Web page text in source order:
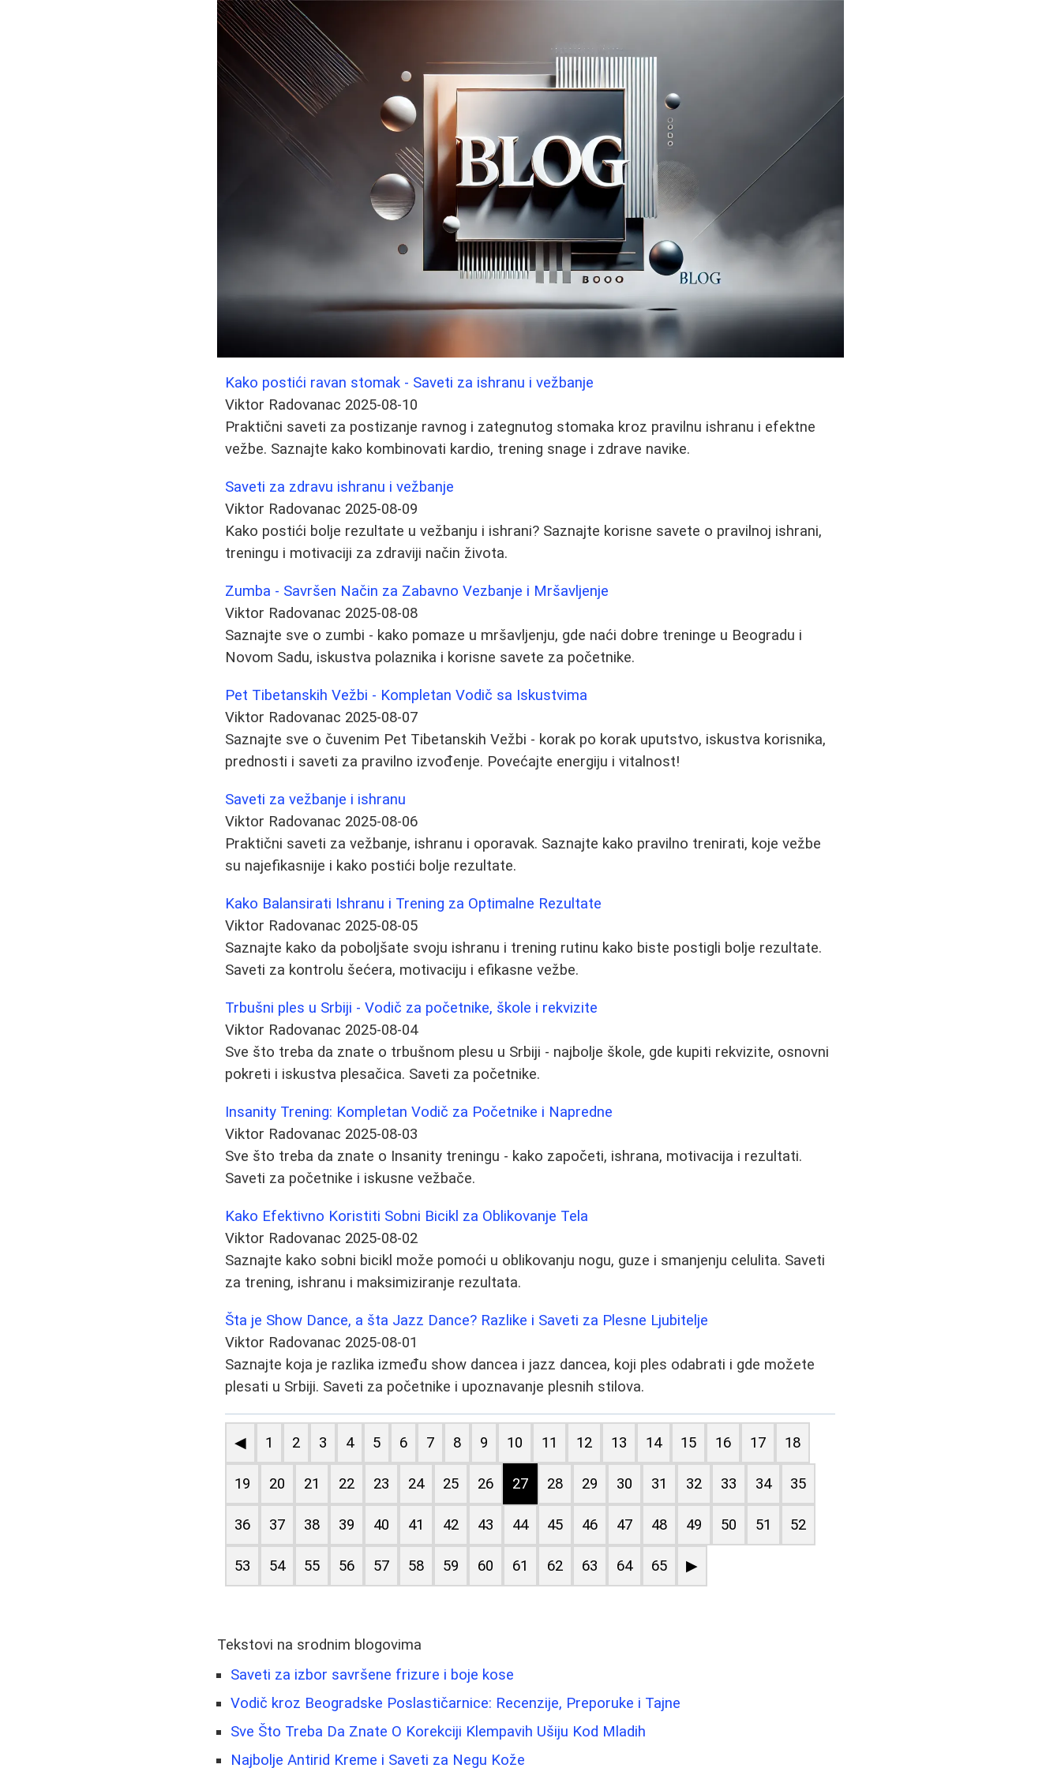
Kako postići ravan stomak - Saveti za ishranu i vežbanje
Viktor Radovanac 2025-08-10
Praktični saveti za postizanje ravnog i zategnutog stomaka kroz pravilnu ishranu i efektne
vežbe. Saznajte kako kombinovati kardio, trening snage i zdrave navike.
Saveti za zdravu ishranu i vežbanje
Viktor Radovanac 2025-08-09
Kako postići bolje rezultate u vežbanju i ishrani? Saznajte korisne savete o pravilnoj ishrani,
treningu i motivaciji za zdraviji način života.
Zumba - Savršen Način za Zabavno Vezbanje i Mršavljenje
Viktor Radovanac 2025-08-08
Saznajte sve o zumbi - kako pomaze u mršavljenju, gde naći dobre treninge u Beogradu i
Novom Sadu, iskustva polaznika i korisne savete za početnike.
Pet Tibetanskih Vežbi - Kompletan Vodič sa Iskustvima
Viktor Radovanac 2025-08-07
Saznajte sve o čuvenim Pet Tibetanskih Vežbi - korak po korak uputstvo, iskustva korisnika,
prednosti i saveti za pravilno izvođenje. Povećajte energiju i vitalnost!
Saveti za vežbanje i ishranu
Viktor Radovanac 2025-08-06
Praktični saveti za vežbanje, ishranu i oporavak. Saznajte kako pravilno trenirati, koje vežbe
su najefikasnije i kako postići bolje rezultate.
Kako Balansirati Ishranu i Trening za Optimalne Rezultate
Viktor Radovanac 2025-08-05
Saznajte kako da poboljšate svoju ishranu i trening rutinu kako biste postigli bolje rezultate.
Saveti za kontrolu šećera, motivaciju i efikasne vežbe.
Trbušni ples u Srbiji - Vodič za početnike, škole i rekvizite
Viktor Radovanac 2025-08-04
Sve što treba da znate o trbušnom plesu u Srbiji - najbolje škole, gde kupiti rekvizite, osnovni
pokreti i iskustva plesačica. Saveti za početnike.
Insanity Trening: Kompletan Vodič za Početnike i Napredne
Viktor Radovanac 2025-08-03
Sve što treba da znate o Insanity treningu - kako započeti, ishrana, motivacija i rezultati.
Saveti za početnike i iskusne vežbače.
Kako Efektivno Koristiti Sobni Bicikl za Oblikovanje Tela
Viktor Radovanac 2025-08-02
Saznajte kako sobni bicikl može pomoći u oblikovanju nogu, guze i smanjenju celulita. Saveti
za trening, ishranu i maksimiziranje rezultata.
Šta je Show Dance, a šta Jazz Dance? Razlike i Saveti za Plesne Ljubitelje
Viktor Radovanac 2025-08-01
Saznajte koja je razlika između show dancea i jazz dancea, koji ples odabrati i gde možete
plesati u Srbiji. Saveti za početnike i upoznavanje plesnih stilova.
◀ 1 2 3 4 5 6 7 8 9 10 11 12 13 14 15 16 17 18
19 20 21 22 23 24 25 26 27 28 29 30 31 32 33 34 35
36 37 38 39 40 41 42 43 44 45 46 47 48 49 50 51 52
53 54 55 56 57 58 59 60 61 62 63 64 65 ▶
Tekstovi na srodnim blogovima
Saveti za izbor savršene frizure i boje kose
Vodič kroz Beogradske Poslastičarnice: Recenzije, Preporuke i Tajne
Sve Što Treba Da Znate O Korekciji Klempavih Ušiju Kod Mladih
Najbolje Antirid Kreme i Saveti za Negu Kože